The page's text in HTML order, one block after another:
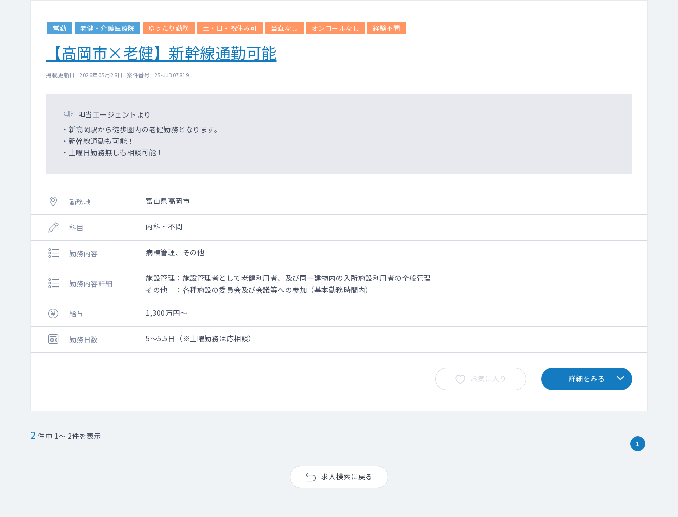
常勤 老健・介護医療院 ゆったり勤務 土・日・祝休み可 当直なし オンコールなし 経験不問
【高岡市×老健】新幹線通勤可能
掲載更新日 : 2026年05月28日 案件番号 : 25-JJ307819
担当エージェントより
・新高岡駅から徒歩圏内の老健勤務となります。
・新幹線通勤も可能！
・土曜日勤務無しも相談可能！
勤務地 富山県高岡市
科目 内科・不問
勤務内容 病棟管理、その他
勤務内容詳細
施設管理：施設管理者として老健利用者、及び同一建物内の入所施設利用者の全般管理
その他 ：各種施設の委員会及び会議等への参加（基本勤務時間内）
給与 1,300万円～
勤務日数 5～5.5日（※土曜勤務は応相談）
お気に入り 詳細をみる
1
2 件中 1～ 2件を表示
求人検索に戻る